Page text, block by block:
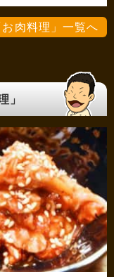
お肉料理」一覧へ
」